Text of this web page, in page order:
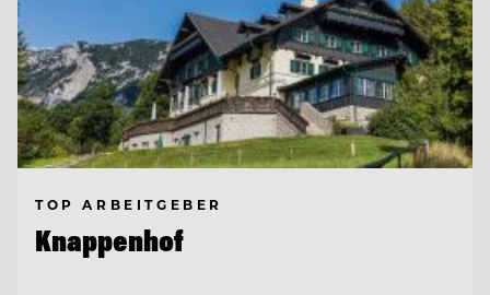
TOP ARBEITGEBER
Knappenhof